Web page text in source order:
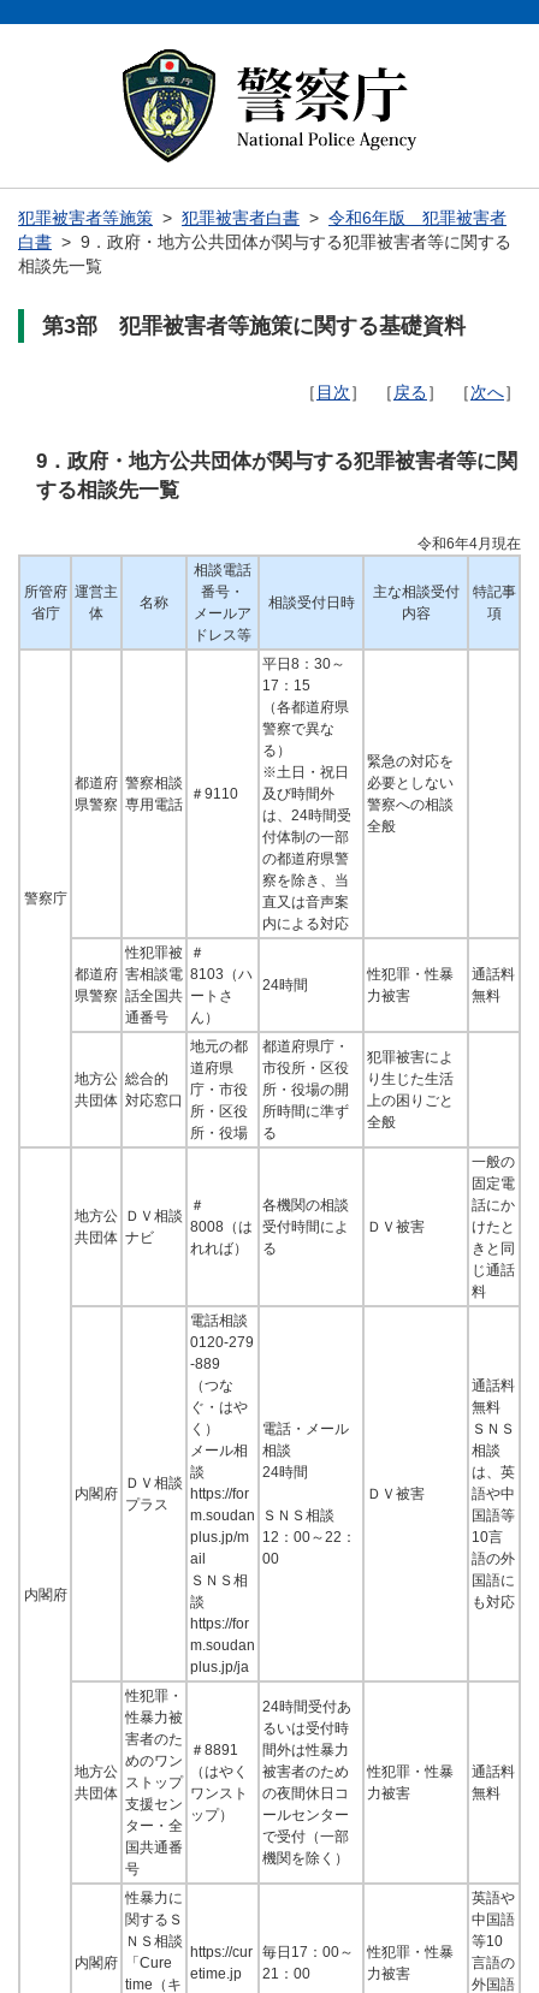
犯罪被害者等施策 > 犯罪被害者白書 > 令和6年版 犯罪被害者
白書 > 9．政府・地方公共団体が関与する犯罪被害者等に関する
相談先一覧
第3部 犯罪被害者等施策に関する基礎資料
［ 目次 ］ ［ 戻る ］ ［ 次へ］
9．政府・地方公共団体が関与する犯罪被害者等に関
する相談先一覧
令和6年4月現在
所管府
省庁
運営主
体
名称
相談電話
番号・
メールア
ドレス等
相談受付日時
主な相談受付
内容
特記事
項
警察庁
都道府
県警察
警察相談
専用電話
＃9110
平日8：30～
17：15
（各都道府県
警察で異な
る）
※土日・祝日
及び時間外
は、24時間受
付体制の一部
の都道府県警
察を除き、当
直又は音声案
内による対応
緊急の対応を
必要としない
警察への相談
全般
都道府
県警察
性犯罪被
害相談電
話全国共
通番号
＃
8103（ハ
ートさ
ん）
24時間
性犯罪・性暴
力被害
通話料
無料
地方公
共団体
総合的
対応窓口
地元の都
道府県
庁・市役
所・区役
所・役場
都道府県庁・
市役所・区役
所・役場の開
所時間に準ず
る
犯罪被害によ
り生じた生活
上の困りごと
全般
内閣府
地方公
共団体
ＤＶ相談
ナビ
＃
8008（は
れれば）
各機関の相談
受付時間によ
る
ＤＶ被害
一般の
固定電
話にか
けたと
きと同
じ通話
料
内閣府
ＤＶ相談
プラス
電話相談
0120-279
-889
（つな
ぐ・はや
く）
メール相
談
https://for
m.soudan
plus.jp/m
ail
ＳＮＳ相
談
https://for
m.soudan
plus.jp/ja
電話・メール
相談
24時間
ＳＮＳ相談
12：00～22：
00
ＤＶ被害
通話料
無料
ＳＮＳ
相談
は、英
語や中
国語等
10言
語の外
国語に
も対応
地方公
共団体
性犯罪・
性暴力被
害者のた
めのワン
ストップ
支援セン
ター・全
国共通番
号
＃8891
（はやく
ワンスト
ップ）
24時間受付あ
るいは受付時
間外は性暴力
被害者のため
の夜間休日コ
ールセンター
で受付（一部
機関を除く）
性犯罪・性暴
力被害
通話料
無料
内閣府
性暴力に
関するＳ
ＮＳ相談
「Cure
time（キ
https://cur
etime.jp
毎日17：00～
21：00
性犯罪・性暴
力被害
英語や
中国語
等10
言語の
外国語